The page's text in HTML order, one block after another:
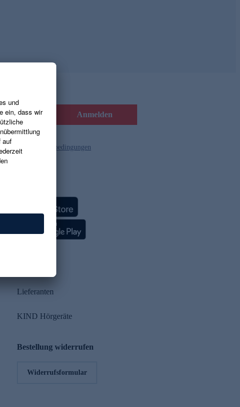
Anmelden
und die Gutscheinbedingungen
Lieferanten
KIND Hörgeräte
Bestellung widerrufen
Widerrufsformular